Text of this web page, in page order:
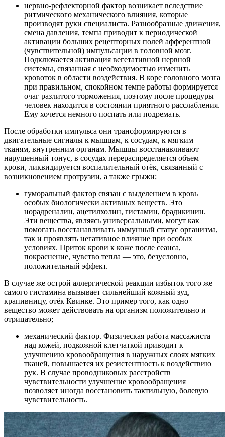
нервно-рефлекторной фактор возникает вследствие
ритмического механического влияния, которые
производят руки специалиста. Разнообразные движения,
смена давления, темпа приводит к периодической
активации больших рецепторных полей афферентной
(чувствительной) импульсации в головной мозг.
Подключается активация вегетативной нервной
системы, связанная с необходимостью изменить
кровоток в области воздействия. В коре головного мозга
при правильном, спокойном темпе работы формируется
очаг разлитого торможения, поэтому после процедуры
человек находится в состоянии приятного расслабления.
Ему хочется немного поспать или подремать.
После обработки импульса они трансформируются в
двигательные сигналы к мышцам, к сосудам, к мягким
тканям, внутренним органам. Мышцы восстанавливают
нарушенный тонус, в сосудах перераспределяется объем
крови, ликвидируется воспалительный отёк, связанный с
возникновением протрузии, а также грыжи;
гуморальный фактор связан с выделением в кровь
особых биологически активных веществ. Это
норадреналин, ацетилхолин, гистамин, брадикинин.
Эти вещества, являясь универсальными, могут как
помогать восстанавливать иммунный статус организма,
так и проявлять негативное влияние при особых
условиях. Приток крови к коже после сеанса,
покраснение, чувство тепла — это, безусловно,
положительный эффект.
В случае же острой аллергической реакции избыток того же
самого гистамина вызывает сильнейший кожный зуд,
крапивницу, отёк Квинке. Это пример того, как одно
вещество может действовать на организм положительно и
отрицательно;
механический фактор. Физическая работа массажиста
над кожей, подкожной клетчаткой приводит к
улучшению кровообращения в наружных слоях мягких
тканей, повышается их резистентность к воздействию
рук. В случае проводниковых расстройств
чувствительности улучшение кровообращения
позволяет иногда восстановить тактильную, болевую
чувствительность.